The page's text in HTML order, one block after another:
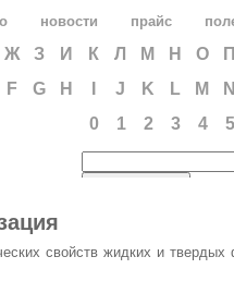
новости прайс
Ж З И К Л М Н О
F G H J K L M
0
1 2 3 4 5
свойств жидких и